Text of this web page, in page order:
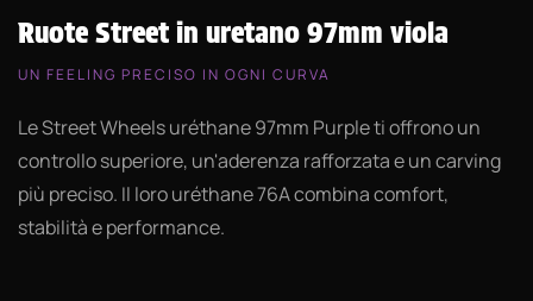
Ruote Street in uretano 97mm viola
UN FEELING PRECISO IN OGNI CURVA
Le Street Wheels uréthane 97mm Purple ti offrono un
controllo superiore, un'aderenza rafforzata e un carving
più preciso. Il loro uréthane 76A combina comfort,
stabilità e performance.